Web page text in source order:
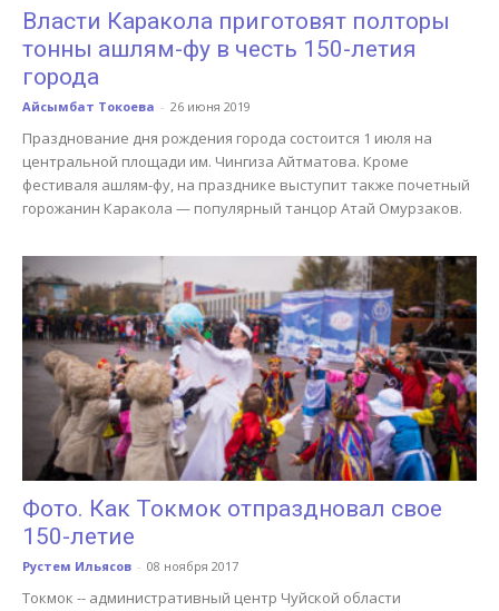
Власти Каракола приготовят полторы
тонны ашлям-фу в честь 150-летия
города
Айсымбат Токоева - 26 июня 2019
Празднование дня рождения города состоится 1 июля на
центральной площади им. Чингиза Айтматова. Кроме
фестиваля ашлям-фу, на празднике выступит также почетный
горожанин Каракола — популярный танцор Атай Омурзаков.
Фото. Как Токмок отпраздновал свое
150-летие
Рустем Ильясов - 08 ноября 2017
Токмок -- административный центр Чуйской области